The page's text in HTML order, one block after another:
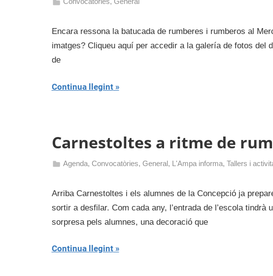
de
2017
Encara ressona la batucada de rumberes i rumberos al
imatges? Cliqueu aquí per accedir a la galería de fotos
de
Continua llegint
Carnestoltes a ritme de
de
2017
Agenda, Convocatòries, General, L'Ampa informa, Tallers i
Arriba Carnestoltes i els alumnes de la Concepció ja
sortir a desfilar. Com cada any, l’entrada de l’escola tindrà
sorpresa pels alumnes, una decoració que
Continua llegint